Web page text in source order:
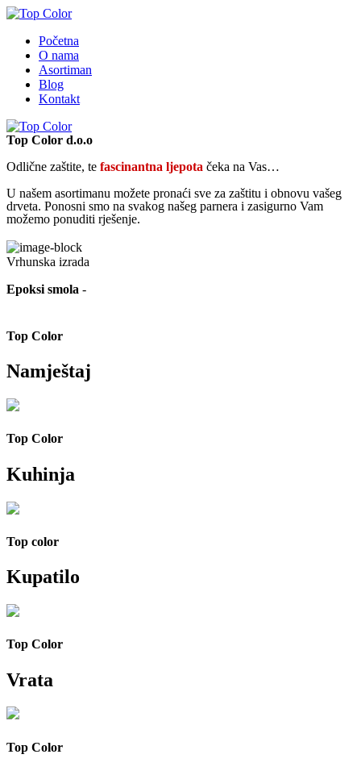
Početna
O nama
Asortiman
Blog
Kontakt
Top Color d.o.o
Odlične zaštite, te fascinantna ljepota čeka na Vas…
U našem asortimanu možete pronaći sve za zaštitu i obnovu vašeg
drveta. Ponosni smo na svakog našeg parnera i zasigurno Vam
možemo ponuditi rješenje.
Vrhunska izrada
Epoksi smola -
Top Color
Namještaj
Top Color
Kuhinja
Top color
Kupatilo
Top Color
Vrata
Top Color